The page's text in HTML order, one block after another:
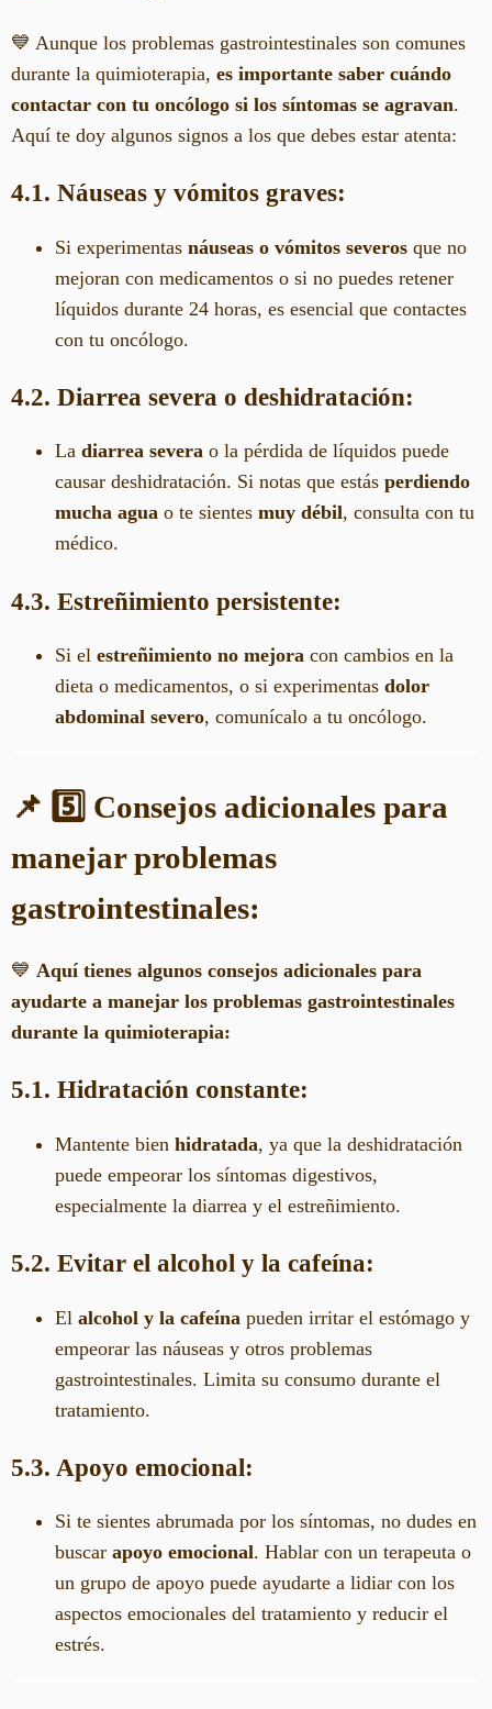
💙 Aunque los problemas gastrointestinales son comunes
durante la quimioterapia, es importante saber cuándo
contactar con tu oncólogo si los síntomas se agravan.
Aquí te doy algunos signos a los que debes estar atenta:
4.1. Náuseas y vómitos graves:
Si experimentas náuseas o vómitos severos que no
mejoran con medicamentos o si no puedes retener
líquidos durante 24 horas, es esencial que contactes
con tu oncólogo.
4.2. Diarrea severa o deshidratación:
La diarrea severa o la pérdida de líquidos puede
causar deshidratación. Si notas que estás perdiendo
mucha agua o te sientes muy débil, consulta con tu
médico.
4.3. Estreñimiento persistente:
Si el estreñimiento no mejora con cambios en la
dieta o medicamentos, o si experimentas dolor
abdominal severo, comunícalo a tu oncólogo.
📌 5️⃣ Consejos adicionales para
manejar problemas
gastrointestinales:
💙 Aquí tienes algunos consejos adicionales para
ayudarte a manejar los problemas gastrointestinales
durante la quimioterapia:
5.1. Hidratación constante:
Mantente bien hidratada, ya que la deshidratación
puede empeorar los síntomas digestivos,
especialmente la diarrea y el estreñimiento.
5.2. Evitar el alcohol y la cafeína:
El alcohol y la cafeína pueden irritar el estómago y
empeorar las náuseas y otros problemas
gastrointestinales. Limita su consumo durante el
tratamiento.
5.3. Apoyo emocional:
Si te sientes abrumada por los síntomas, no dudes en
buscar apoyo emocional. Hablar con un terapeuta o
un grupo de apoyo puede ayudarte a lidiar con los
aspectos emocionales del tratamiento y reducir el
estrés.